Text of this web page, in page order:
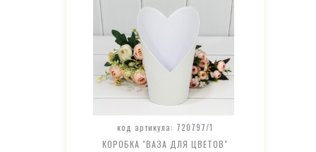
код артикула: 720797/1
КОРОБКА "ВАЗА ДЛЯ ЦВЕТОВ"